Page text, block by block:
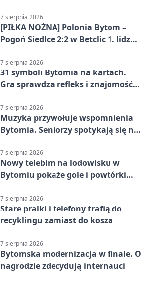
7 sierpnia 2026
[PIŁKA NOŻNA] Polonia Bytom –
Pogoń Siedlce 2:2 w Betclic 1. lidze.
ale stracili zwycięstwo
7 sierpnia 2026
31 symboli Bytomia na kartach.
Gra sprawdza refleks i znajomość
7 sierpnia 2026
Muzyka przywołuje wspomnienia
Bytomia. Seniorzy spotykają się na
7 sierpnia 2026
Nowy telebim na lodowisku w
Bytomiu pokaże gole i powtórki
7 sierpnia 2026
Stare pralki i telefony trafią do
recyklingu zamiast do kosza
7 sierpnia 2026
Bytomska modernizacja w finale. O
nagrodzie zdecydują internauci